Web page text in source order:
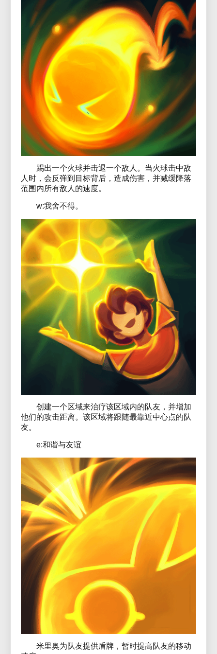
踢出一个火球并击退一个敌人。当火球击中敌
人时，会反弹到目标背后，造成伤害，并减缓降落
范围内所有敌人的速度。
w:我舍不得。
创建一个区域来治疗该区域内的队友，并增加
他们的攻击距离。该区域将跟随最靠近中心点的队
友。
e:和谐与友谊
米里奥为队友提供盾牌，暂时提高队友的移动